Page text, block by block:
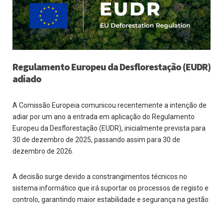
Regulamento Europeu da Desflorestação (EUDR)
adiado
A Comissão Europeia comunicou recentemente a intenção de
adiar por um ano a entrada em aplicação do Regulamento
Europeu da Desflorestação (EUDR), inicialmente prevista para
30 de dezembro de 2025, passando assim para 30 de
dezembro de 2026.
A decisão surge devido a constrangimentos técnicos no
sistema informático que irá suportar os processos de registo e
controlo, garantindo maior estabilidade e segurança na gestão